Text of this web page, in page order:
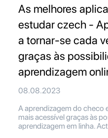
As melhores
estudar czech -
a tornar-se cada
graças às
aprendizagem
08.08.2023
A aprendizagem do checo
mais acessível graças às
aprendizagem em linha.